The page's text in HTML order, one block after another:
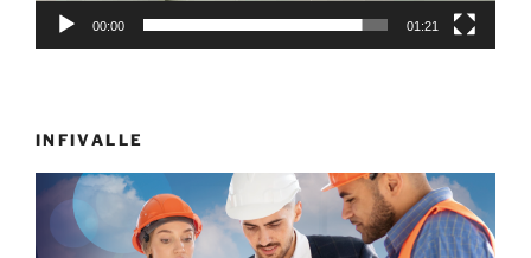
00:00 01:21
INFIVALLE